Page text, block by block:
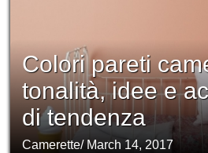
Colori pareti
tonalità, idee e
di tendenza
Camerette/ March 14, 2017